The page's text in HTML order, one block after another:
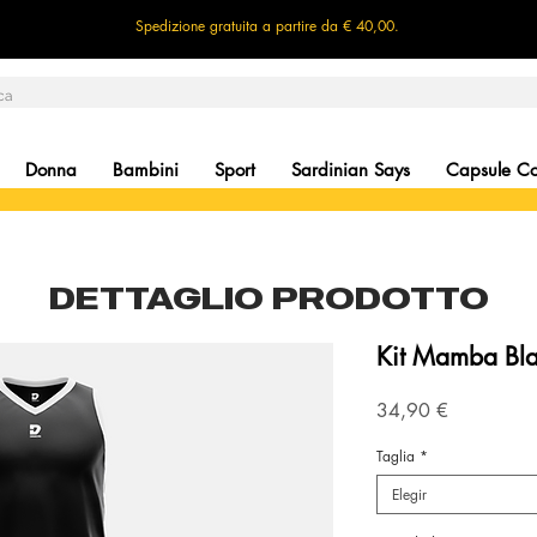
Spedizione gratuita a partire da € 40,00.
Donna Bambini Sport Sardinian Says Capsule
DETTAGLIO PRODOTTO
Kit Mamba
34,90 €
Taglia *
Elegir